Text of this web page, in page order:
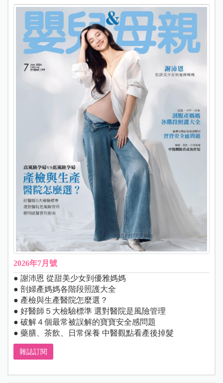
2026年7月號
● 謝沛恩 從甜美少女到優雅媽媽
● 剖婦產媽媽各階段照護大全
● 產檢與生產醫院怎麼選？
● 好醫師５大檢驗標準 選對醫院是風險管理
● 破解４個最常被誤解的寶寶安全感問題
● 藥膳、茶飲、日常保養 中醫觀點看產後掉髮
雜誌訂閱